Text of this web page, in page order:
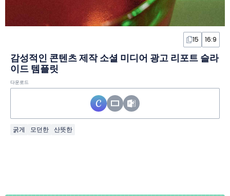
15 16:9
감성적인 콘텐츠 제작 소셜 미디어 광고 리포트 슬라
이드 템플릿
다운로드
굵게 모던한 산뜻한